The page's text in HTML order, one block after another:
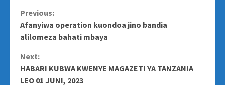
Continue
Reading
Previous:
Afanyiwa operation kuondoa jino bandia
alilomeza bahati mbaya
Next:
HABARI KUBWA KWENYE MAGAZETI YA TANZANIA
LEO 01 JUNI, 2023